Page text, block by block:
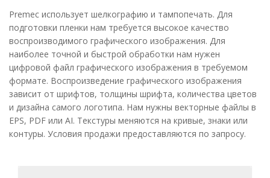
Premec использует шелкографию и тампопечать. Для
подготовки пленки нам требуется высокое качество
воспроизводимого графического изображения. Для
наиболее точной и быстрой обработки нам нужен
цифровой файл графического изображения в требуемом
формате. Воспроизведение графического изображения
зависит от шрифтов, толщины шрифта, количества цветов
и дизайна самого логотипа. Нам нужны векторные файлы в
EPS, PDF или AI. Текстуры меняются на кривые, знаки или
контуры. Условия продажи предоставляются по запросу.